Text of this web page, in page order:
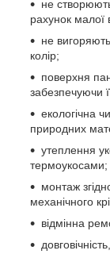
не
рахунок малої
не
колір;
поверхня
забезпечуючи
екологічна
природних
утеплення
термоукосами;
монтаж
механічного
відмінна